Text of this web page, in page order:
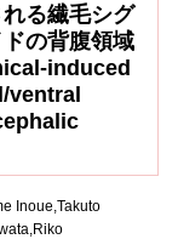
る繊毛シグ
の背腹領域
induced
ventral
Inoue,Takuto